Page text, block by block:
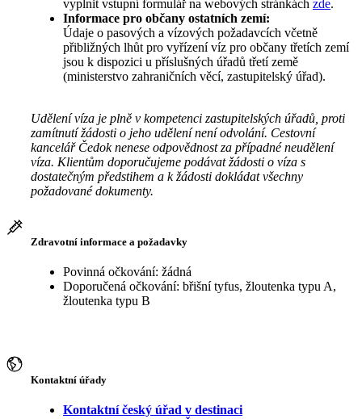
vyplnit vstupní formulář na webových stránkách zde.
Informace pro občany ostatních zemí:
Údaje o pasových a vízových požadavcích včetně
přibližných lhůt pro vyřízení víz pro občany třetích zemí
jsou k dispozici u příslušných úřadů třetí země
(ministerstvo zahraničních věcí, zastupitelský úřad).
Udělení víza je plně v kompetenci zastupitelských úřadů, proti
zamítnutí žádosti o jeho udělení není odvolání. Cestovní
kancelář Čedok nenese odpovědnost za případné neudělení
víza. Klientům doporučujeme podávat žádosti o víza s
dostatečným předstihem a k žádosti dokládat všechny
požadované dokumenty.
Zdravotní informace a požadavky
Povinná očkování: žádná
Doporučená očkování: břišní tyfus, žloutenka typu A,
žloutenka typu B
Kontaktní úřady
Kontaktní český úřad v destinaci